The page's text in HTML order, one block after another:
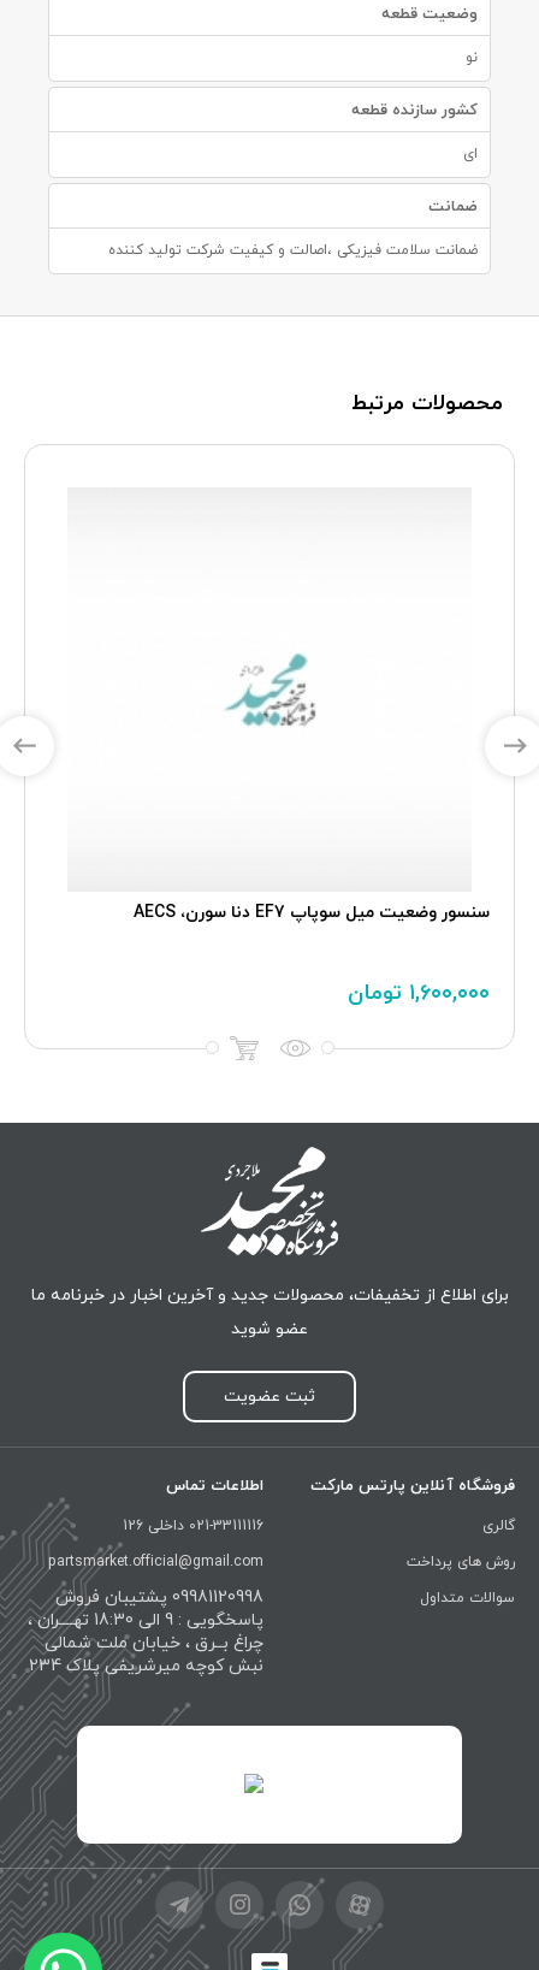
وضعیت قطعه
نو
کشور سازنده قطعه
ای
ضمانت
ضمانت سلامت فیزیکی ،اصالت و کیفیت شرکت تولید کننده
محصولات مرتبط
سنسور وضعيت ميل سوپاپ EF7 دنا سورن، AECS
۱,۶۰۰,۰۰۰ تومان
برای اطلاع از تخفیفات، محصولات جدید و آخرین اخبار در خبرنامه ما
عضو شوید
ثبت عضویت
فروشگاه آنلاین پارتس مارکت
گالری
روش های پرداخت
سوالات متداول
اطلاعات تماس
021-33111116 داخلی 126
partsmarket.official@gmail.com
09981120998 پشتیبان فروش
پاسخگویی : 9 الی 18:30 تهــــران ،
چراغ بــرق ، خیابان ملت شمالی
نبش کوچه میرشریفی پلاک 234